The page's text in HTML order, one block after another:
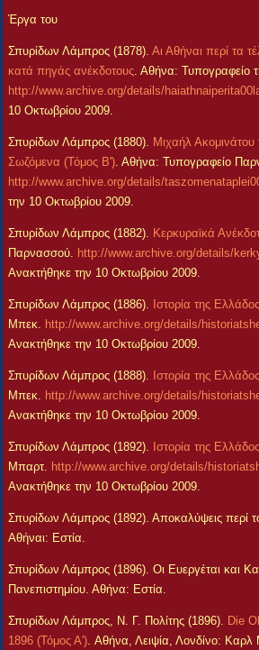
Έργα του
Σπυρίδων Λάμπρος (1878).Αι Αθήναι περί τα
κατά πηγάς ανέκδοτους. Αθήνα: Τυπογραφείο
http://www.archive.org/details/
10 Οκτωβρίου 2009.
Σπυρίδων Λάμπρος (1880). Μιχαήλ
Σωζόμενα (Τόμος Β'). Αθήνα: Τυπογραφείο
http://www.archive.org/details/
την 10 Οκτωβρίου 2009.
Σπυρίδων Λάμπρος (1882). Κερκυραϊκά
Παρνασσού. http://www.archive.org/details/
Ανακτήθηκε την 10 Οκτωβρίου 2009.
Σπυρίδων Λάμπρος (1886). Ιστορία της
Μπεκ. http://www.archive.org/details/
Ανακτήθηκε την 10 Οκτωβρίου 2009.
Σπυρίδων Λάμπρος (1888). Ιστορία της
Μπεκ. http://www.archive.org/details/
Ανακτήθηκε την 10 Οκτωβρίου 2009.
Σπυρίδων Λάμπρος (1892). Ιστορία της
Μπαρτ. http://www.archive.org/details/
Ανακτήθηκε την 10 Οκτωβρίου 2009.
Σπυρίδων Λάμπρος (1892). Αποκαλύψεις περί
Αθήναι: Εστία.
Σπυρίδων Λάμπρος (1896). Οι Ευεργέται και
Πανεπιστημίου. Αθήνα: Εστία.
Σπυρίδων Λάμπρος, Ν. Γ. Πολίτης (1896). Die
1896 (Τόμος Α'). Αθήνα, Λειψία, Λονδίνο: